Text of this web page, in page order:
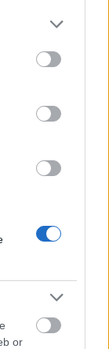
more Google
may click to
party tags to
below Google
or
a
A